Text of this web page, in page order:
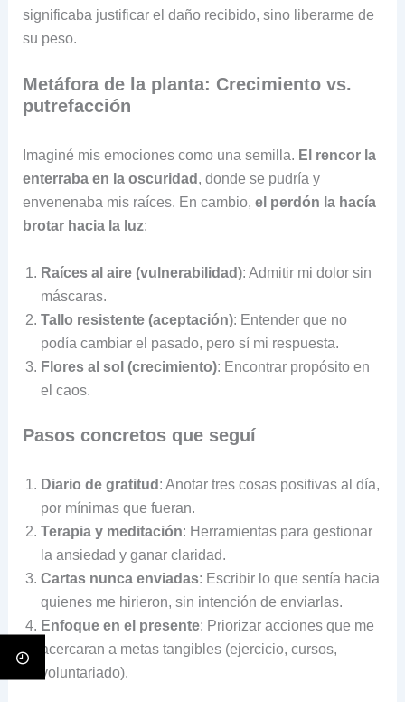
significaba justificar el daño recibido, sino liberarme de
su peso.
Metáfora de la planta: Crecimiento vs.
putrefacción
Imaginé mis emociones como una semilla. El rencor la
enterraba en la oscuridad , donde se pudría y
envenenaba mis raíces. En cambio, el perdón la hacía
brotar hacia la luz:
Raíces al aire (vulnerabilidad): Admitir mi dolor sin
máscaras.
Tallo resistente (aceptación): Entender que no
podía cambiar el pasado, pero sí mi respuesta.
Flores al sol (crecimiento): Encontrar propósito en
el caos.
Pasos concretos que seguí
Diario de gratitud : Anotar tres cosas positivas al día,
por mínimas que fueran.
Terapia y meditación: Herramientas para gestionar
la ansiedad y ganar claridad.
Cartas nunca enviadas: Escribir lo que sentía hacia
quienes me hirieron, sin intención de enviarlas.
Enfoque en el presente: Priorizar acciones que me
acercaran a metas tangibles (ejercicio, cursos,
voluntariado).